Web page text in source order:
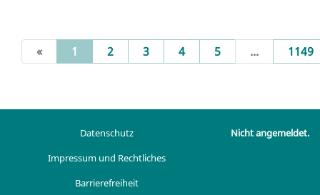
« 1 (current)
2 3 4 5 ... 1149
Datenschutz
Impressum und Rechtliches
Barrierefreiheit
Nicht angemeldet.